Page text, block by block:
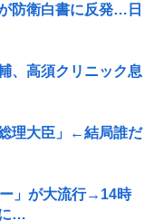
防衛白書に反発…日
、高須クリニック息
理大臣」←結局誰だ
」が大流行→14時
…